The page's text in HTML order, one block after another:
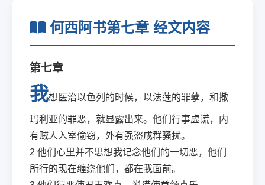
何西阿书第七章 经文内容
第七章
我想医治以色列的时候，以法莲的罪孽，和撒
玛利亚的罪恶，就显露出来。他们行事虚谎，内
有贼人入室偷窃，外有强盗成群骚扰。
2 他们心里并不思想我记念他们的一切恶，他们
所行的现在缠绕他们，都在我面前。